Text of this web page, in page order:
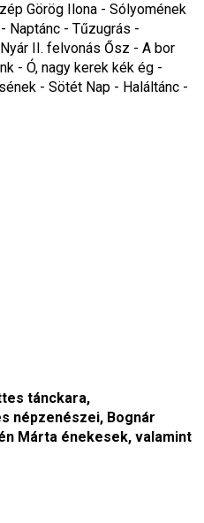
Görög Ilona - Sólyomének
Naptánc - Tűzugrás -
II. felvonás Ősz - A bor
- Ó, nagy kerek kék ég -
- Sötét Nap - Haláltánc -
tánckara,
népzenészei, Bognár
Márta énekesek, valamint